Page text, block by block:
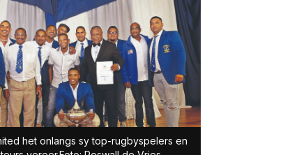
het onlangs sy top-rugbyspelers en